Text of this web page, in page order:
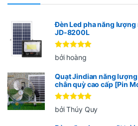
Đèn Led pha năng
JD-8200L
Được xếp
hạng55
bởi hoàng
Quạt Jindian năng
chân quỳ cao cấp [Pin
Được xếp
hạng 5 5
bởi Thúy Quy